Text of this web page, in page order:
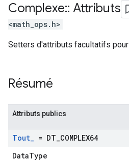
Complexe:: Attributs
<math_ops.h>
Setters d'attributs facultatifs pour
Résumé
Attributs publics
Tout_ = DT COMPLEX64
DataType